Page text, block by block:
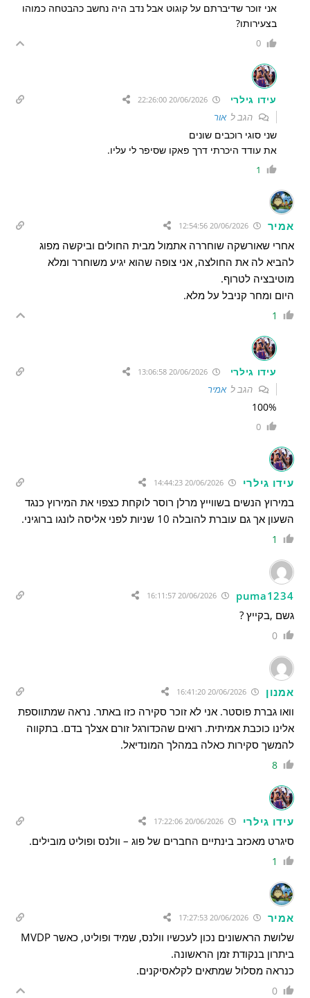
אני זוכר שדיברתם על קוגוט אבל נדב היה נחשב כהבטחה כמוהו
בצעירותו?
0
עידו גילרי 20/06/2026 22:26:00
הגב לאור
שני סוגי רוכבים שונים
את עודד היכרתי דרך פאקו שסיפר לי עליו.
1
אמיר 20/06/2026 12:54:56
אחרי שאורשקה שוחררה אתמול מבית החולים וביקשה מפוג
להביא לה את החולצה, אני צופה שהוא יגיע משוחרר ומלא
מוטיבציה לטרוף.
היום ומחר קניבל על מלא.
1
עידו גילרי 20/06/2026 13:06:58
הגב לאמיר
100%
0
עידו גילרי 20/06/2026 14:44:23
במירוץ הנשים בשווייץ מרלן רוסר לוקחת כצפוי את המירוץ כנגד
השעון אך גם עוברת להובלה 10 שניות לפני אליסה לונגו ברוגיני.
1
puma1234
20/06/2026 16:11:57
גשם ,בקייץ ?
0
אמנון
וואו גברת פוסטר. אני לא זוכר סקירה כזו באתר. נראה שמתווספת
אלינו כוכבת אמיתית. רואים שהכדורגל זורם אצלך בדם. בתקווה
להמשך סקירות כאלה במהלך המונדיאל.
8
עידו גילרי 20/06/2026 17:22:06
סיגרט מאכזב בינתיים החברים של פוג – וולנס ופוליט מובילים.
1
אמיר 20/06/2026 17:27:53
שלושת הראשונים נכון לעכשיו וולנס, שמיד ופוליט, כאשר MVDP
ביתרון בנקודת זמן הראשונה.
כנראה מסלול שמתאים לקלאסיקנים.
0